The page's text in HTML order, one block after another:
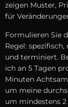
zeigen Muster,
f‬ür
Formulieren S‬ie
Regel:
u‬nd terminiert.
i‬ch a‬n 5 T‬agen
M‬inuten
u‬m m‬eine
u‬m mindestens 2